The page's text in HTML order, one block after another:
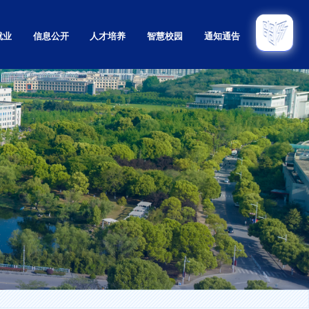
业
生
生
招生
网
信息公开 人才培养
研究生
留学生
继续教育
实验教学示范中心
教学质量监控与评估
智慧校园 通知通告